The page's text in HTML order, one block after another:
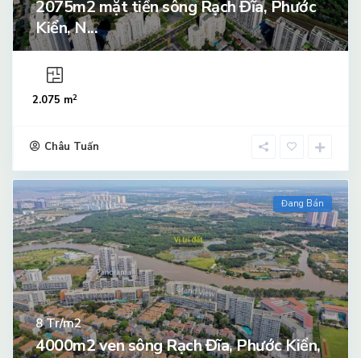
2075m2 mặt tiền sông Rạch Đĩa, Phước
Kiển, N...
2.075 m2
Châu Tuấn
Đang Bán
8Tr/m2
4000m2 ven sông Rạch Đĩa, Phước Kiển,